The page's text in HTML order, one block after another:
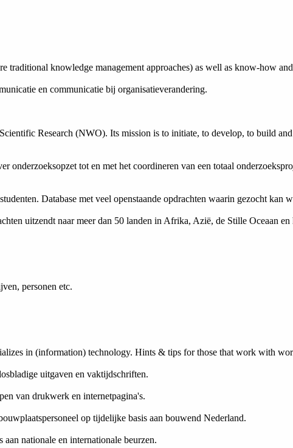
knowledge management approaches) as well as know-how
en communicatie bij organisatieverandering.
Research (NWO). Its mission is to initiate, to develop, to build
onderzoeksopzet tot en met het coordineren van een totaal
Database met veel openstaande opdrachten waarin gezocht kan
uitzendt naar meer dan 50 landen in Afrika, Azië, de Stille Oceaan en
personen etc.
in (information) technology. Hints & tips for those that work with
uitgaven en vaktijdschriften.
van drukwerk en internetpagina's.
op tijdelijke basis aan bouwend Nederland.
nationale en internationale beurzen.